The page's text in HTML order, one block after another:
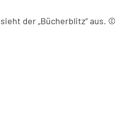
der „Bücherblitz“ aus.